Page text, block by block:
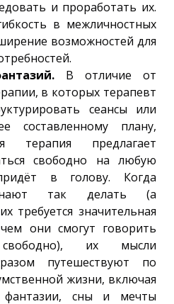
и проработать их.
в межличностных
возможностей для
В отличие от
в которых терапевт
сеансы или
составленному плану,
терапия предлагает
свободно на любую
в голову. Когда
так делать (а
требуется значительная
они смогут говорить
свободно), их мысли
путешествуют по
жизни, включая
фантазии, сны и мечты